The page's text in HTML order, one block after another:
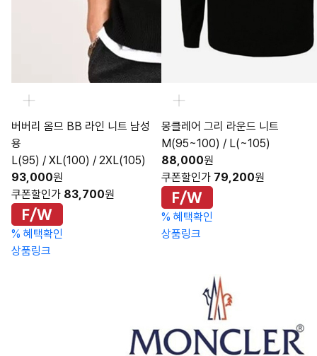
버버리 옴므 BB 라인 니트 남성
용
L(95) / XL(100) / 2XL(105)
93,000원
쿠폰할인가 83,700원
% 혜택확인
상품링크
몽클레어 그리 라운드 니트
M(95~100) / L(~105)
88,000원
쿠폰할인가 79,200원
% 혜택확인
상품링크